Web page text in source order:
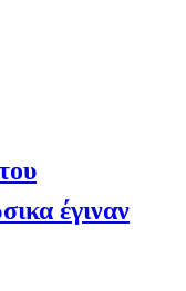
έγιναν